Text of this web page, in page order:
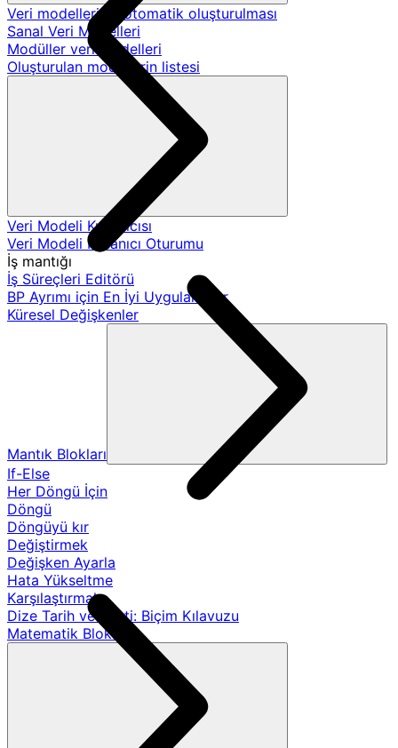
Veri modellerinin otomatik oluşturulması
Sanal Veri Modelleri
Modüller veri modelleri
Oluşturulan modellerin listesi
Veri Modeli Kullanıcısı
Veri Modeli Kullanıcı Oturumu
İş mantığı
İş Süreçleri Editörü
BP Ayrımı için En İyi Uygulamalar
Küresel Değişkenler
Mantık Blokları
If-Else
Her Döngü İçin
Döngü
Döngüyü kır
Değiştirmek
Değişken Ayarla
Hata Yükseltme
Karşılaştırmak
Dize Tarih ve Saati: Biçim Kılavuzu
Matematik Blokları